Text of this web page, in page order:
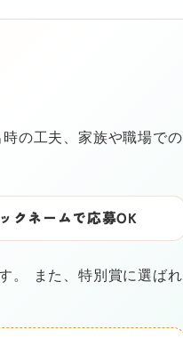
の工夫、家族や職場での
クネームで応募OK
。 また、特別賞に選ばれ